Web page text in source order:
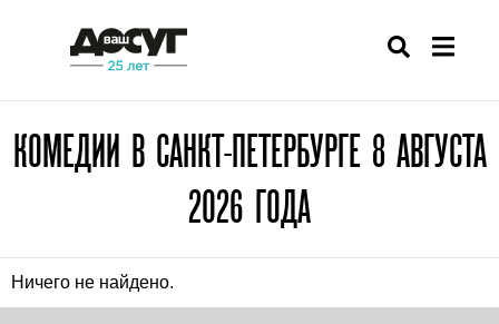
КОМЕДИИ В САНКТ-ПЕТЕРБУРГЕ 8 АВГУСТА
2026 ГОДА
Ничего не найдено.